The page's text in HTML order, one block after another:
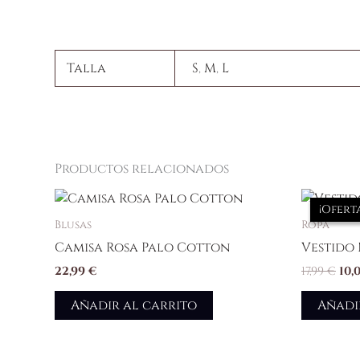
Talla S,M, L
Productos relacionados
Blusas
Camisa Rosa Palo Cotton
22,99€
Añadir al carrito
Ropa
17,99€
El